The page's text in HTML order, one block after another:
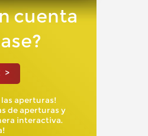
cuenta
>
las aperturas!
de aperturas y
interactiva.